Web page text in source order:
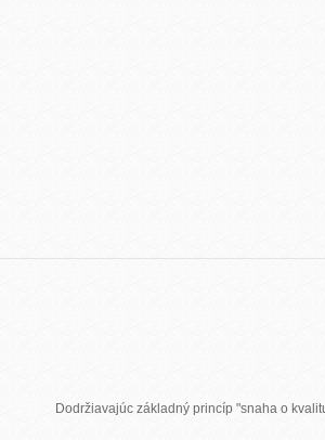
Dodržiavajúc základný princíp "snaha o